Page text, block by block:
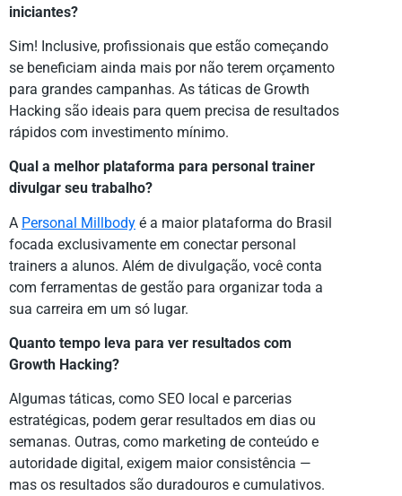
iniciantes?
Sim! Inclusive, profissionais que estão começando
se beneficiam ainda mais por não terem orçamento
para grandes campanhas. As táticas de Growth
Hacking são ideais para quem precisa de resultados
rápidos com investimento mínimo.
Qual a melhor plataforma para personal trainer
divulgar seu trabalho?
A Personal Millbody é a maior plataforma do Brasil
focada exclusivamente em conectar personal
trainers a alunos. Além de divulgação, você conta
com ferramentas de gestão para organizar toda a
sua carreira em um só lugar.
Quanto tempo leva para ver resultados com
Growth Hacking?
Algumas táticas, como SEO local e parcerias
estratégicas, podem gerar resultados em dias ou
semanas. Outras, como marketing de conteúdo e
autoridade digital, exigem maior consistência —
mas os resultados são duradouros e cumulativos.